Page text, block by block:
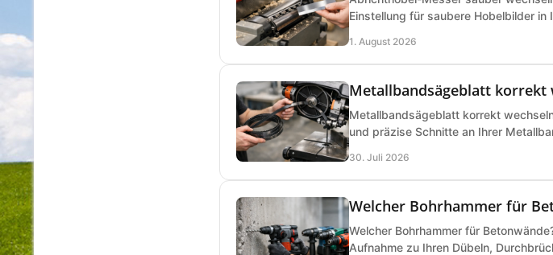
Einstellung für saubere Hobelbilder in
1. August 2026
Metallbandsägeblatt korrekt
Metallbandsägeblatt korrekt
und präzise Schnitte an Ihrer
30. Juli 2026
Welcher Bohrhammer für
Welcher Bohrhammer für
Aufnahme zu Ihren Dübeln,